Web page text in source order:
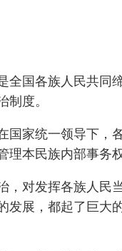
国各族人民共同缔
制度。
家统一领导下，各
理本民族内部事务
对发挥各族人民当
发展，都起了巨大